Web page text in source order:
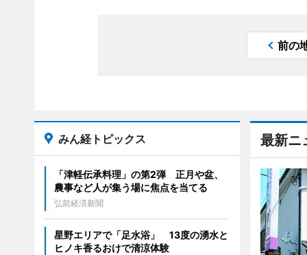
前の
最新ニ
みん経トピックス
「津軽伝承料理」の第2弾 正月や盆、
農事など人が集う場に焦点を当てる
弘前経済新聞
星野エリアで「足水浴」 13度の湧水と
ヒノキ香るおけで清涼体験